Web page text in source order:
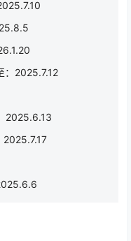
：2025.7.12
2025.6.13
2025.7.17